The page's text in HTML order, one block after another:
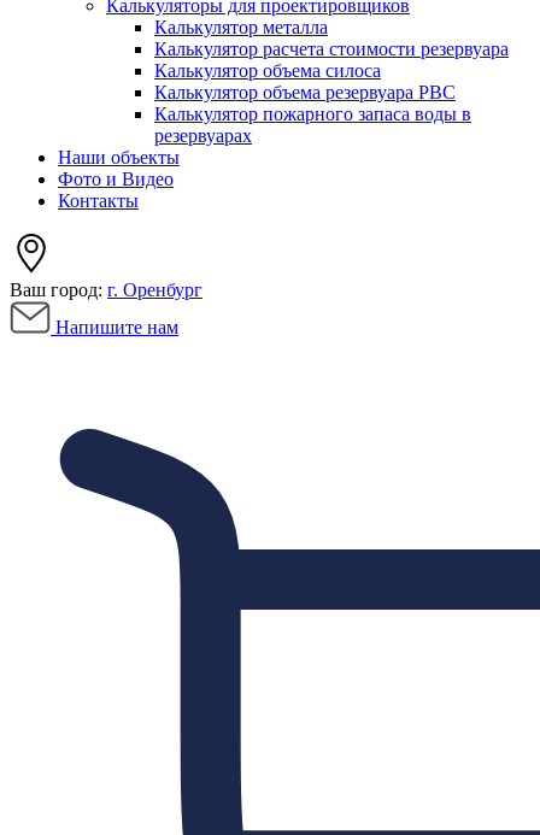
Калькуляторы для проектировщиков
Калькулятор металла
Калькулятор расчета стоимости резервуара
Калькулятор объема силоса
Калькулятор объема резервуара РВС
Калькулятор пожарного запаса воды в
резервуарах
Наши объекты
Фото и Видео
Контакты
Ваш город: г. Оренбург
Напишите нам